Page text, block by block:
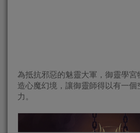
為抵抗邪惡的魅靈大軍，御靈學宮
造心魔幻境，讓御靈師得以有一個
力。